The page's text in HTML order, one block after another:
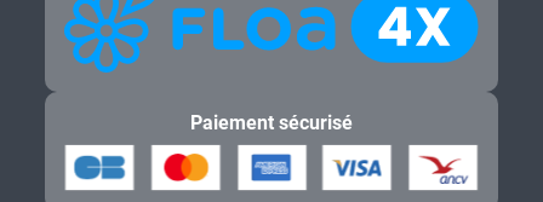
Paiement sécurisé